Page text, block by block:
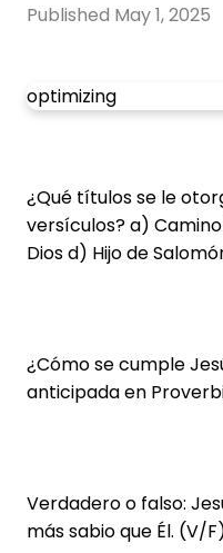
Published May 1, 2025
optimizing
¿Qué títulos se le
versículos? a)
Dios d) Hijo de
¿Cómo se cumple
anticipada en
Verdadero o falso:
más sabio que Él. (V/